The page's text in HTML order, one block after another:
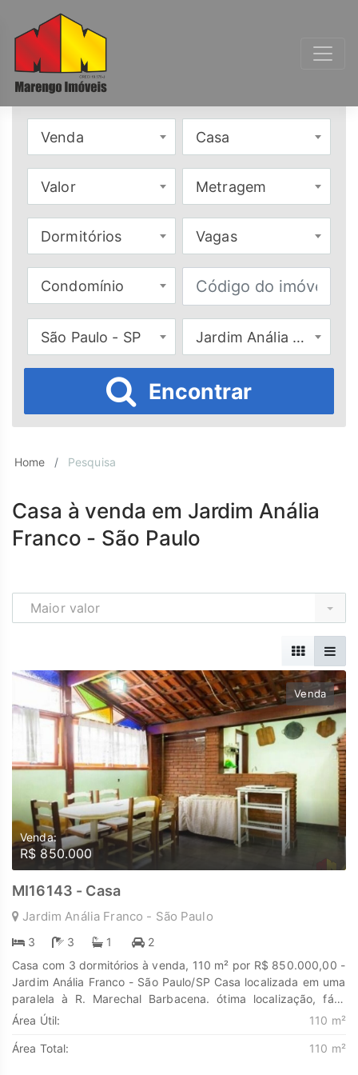
Venda Casa
Valor Metragem
Dormitórios Vagas
Condomínio
São Paulo - SP Jardim Anália Franco
Encontrar
Home Pesquisa
Casa à venda em Jardim Anália
Franco - São Paulo
Maior valor
Venda
Venda:
R$ 850.000
MI16143 - Casa
Jardim Anália Franco - São Paulo
3 3 1
2
Casa com 3 dormitórios à venda, 110 m² por R$ 850.000,00 -
Jardim Anália Franco - São Paulo/SP Casa localizada em uma
paralela à R. Marechal Barbacena. ótima localização, fácil
acesso a Av. Regente Feijó, onde podemos chegar ao
uma suíte, sala dois ambientes e wc. A área de serviço
Área Útil: 110 m²
Área Total: 110 m²